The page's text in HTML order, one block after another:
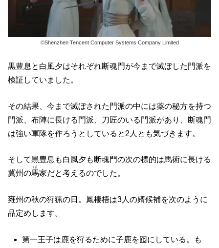
©Shenzhen Tencent Computer Systems Company Limited
黒豊息と白風夕はそれぞれ断魂門が今まで滅ぼした門派を
検証していました。
その結果、今まで滅ぼされた門派の中には薬の秘方を持つ
門派、布陣に長ける門派、刀匠のいる門派があり、断魂門
は強い軍隊を作ろうとしていると2人とも気づきます。
そして黒豊息も白風夕も断魂門の次の標的は馬術に長ける
冀州の馬
ば
家だと考えるのでした。
雍州の秋の狩猟の日。鳳棲梧は3人の婿候補を次のように
品定めします。
第一王子は鹿を狩るために子鹿を囮にしている。も